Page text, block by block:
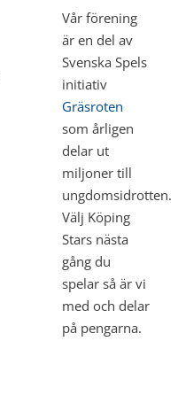
Vår förening
är en del av
Svenska Spels
initiativ
Gräsroten
som årligen
delar ut
miljoner till
ungdomsidrotten.
Välj Köping
Stars nästa
gång du
spelar så är vi
med och delar
på pengarna.